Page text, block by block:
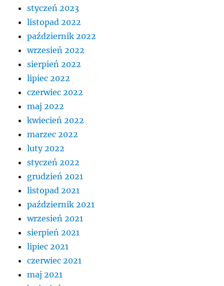
styczeń 2023
listopad 2022
październik 2022
wrzesień 2022
sierpień 2022
lipiec 2022
czerwiec 2022
maj 2022
kwiecień 2022
marzec 2022
luty 2022
styczeń 2022
grudzień 2021
listopad 2021
październik 2021
wrzesień 2021
sierpień 2021
lipiec 2021
czerwiec 2021
maj 2021